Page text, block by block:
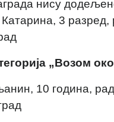
нису
3
„Возом
10 година,